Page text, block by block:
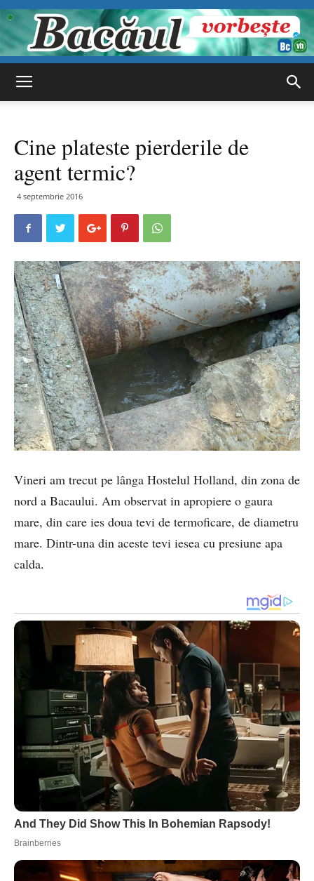
vorbește
Cine plateste pierderile de
agent termic?
4 septembrie 2016
Vineri am trecut pe lânga Hostelul Holland, din zona de
nord a Bacaului. Am observat in apropiere o gaura
mare, din care ies doua tevi de termoficare, de diametru
mare. Dintr-una din aceste tevi iesea cu presiune apa
calda.